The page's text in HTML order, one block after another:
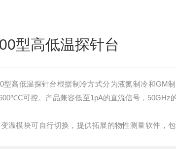
型高低温探针台
型高低温探针台根据制冷方式分为液氮制冷和GM
可控。产品兼容低至1pA的直流信号，50GHz
温模块可自行切换，提供拓展的物性测量软件，